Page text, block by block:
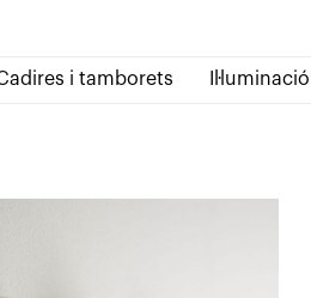
i tamborets Il·luminació